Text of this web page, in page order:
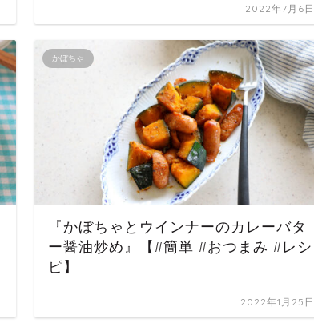
2022年7月6日
かぼちゃ
『かぼちゃとウインナーのカレーバタ
ー醤油炒め』【#簡単 #おつまみ #レシ
ピ】
2022年1月25日